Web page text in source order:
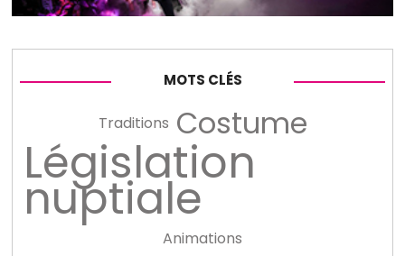
MOTS CLÉS
Traditions Costume
Législation
nuptiale
Animations